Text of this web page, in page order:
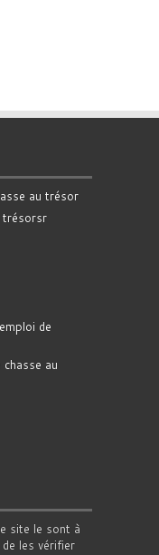
au trésor
trésorsr
de
au
site le sont à
les vérifier